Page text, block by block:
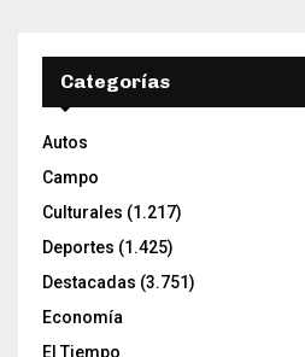
Categorías
Autos
Campo
Culturales (1.217)
Deportes (1.425)
Destacadas (3.751)
Economía
El Tiempo